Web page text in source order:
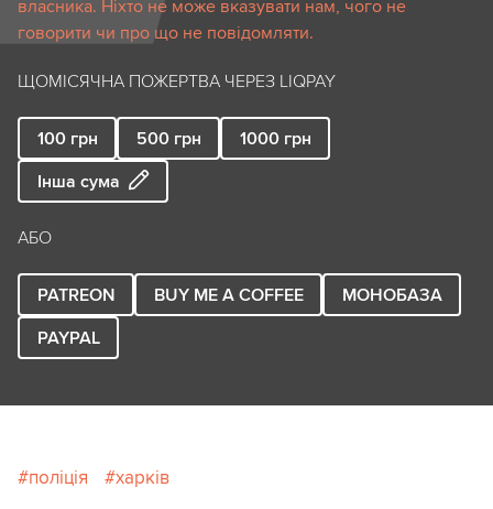
власника. Ніхто не може вказувати нам, чого не
говорити чи про що не повідомляти.
ЩОМІСЯЧНА ПОЖЕРТВА ЧЕРЕЗ LIQPAY
100 грн 500 грн 1000 грн
Інша сума
АБО
PATREON BUY ME A COFFEE
МОНОБАЗА
PAYPAL
поліція харків